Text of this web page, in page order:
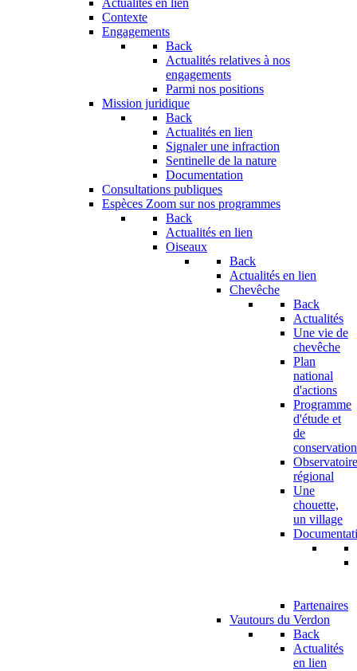
Actualités en lien
Contexte
Engagements
Back
Actualités relatives à nos
engagements
Parmi nos positions
Mission juridique
Back
Actualités en lien
Signaler une infraction
Sentinelle de la nature
Documentation
Consultations publiques
Espèces Zoom sur nos programmes
Back
Actualités en lien
Oiseaux
Back
Actualités en lien
Chevêche
Back
Actualités
Une vie de
chevêche
Plan
national
d'actions
Programme
d'étude et
de
conservation
Observatoire
régional
Une
chouette,
un village
Partenaires
Vautours du Verdon
Back
Actualités
en lien